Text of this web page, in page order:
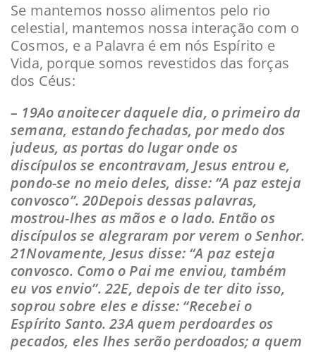
Se mantemos nosso alimentos pelo rio
celestial, mantemos nossa interação com o
Cosmos, e a Palavra é em nós Espírito e
Vida, porque somos revestidos das forças
dos Céus:
– 19Ao anoitecer daquele dia, o primeiro da
semana, estando fechadas, por medo dos
judeus, as portas do lugar onde os
discípulos se encontravam, Jesus entrou e,
pondo-se no meio deles, disse: “A paz esteja
convosco”. 20Depois dessas palavras,
mostrou-lhes as mãos e o lado. Então os
discípulos se alegraram por verem o Senhor.
21Novamente, Jesus disse: “A paz esteja
convosco. Como o Pai me enviou, também
eu vos envio”. 22E, depois de ter dito isso,
soprou sobre eles e disse: “Recebei o
Espírito Santo. 23A quem perdoardes os
pecados, eles lhes serão perdoados; a quem